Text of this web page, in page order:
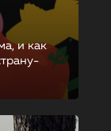
и как